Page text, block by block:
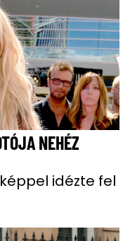
NEHÉZ
idézte fel